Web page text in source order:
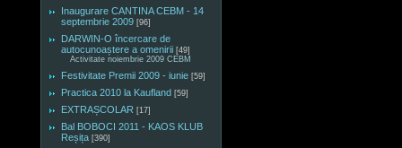
Inaugurare CANTINA CEBM - 14
septembrie 2009 [96]
DARWIN-O încercare de
autocunoaștere a omenirii [49]
Activitate noiembrie 2009 CEBM
Festivitate Premii 2009 - iunie [59]
Practica 2010 la Kaufland [59]
EXTRAȘCOLAR [17]
Bal BOBOCI 2011 - KAOS KLUB
Reșița [390]